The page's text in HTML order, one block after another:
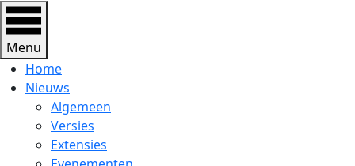
Menu
Home
Nieuws
Algemeen
Versies
Extensies